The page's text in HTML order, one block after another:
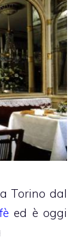
Torino dal
ed è oggi